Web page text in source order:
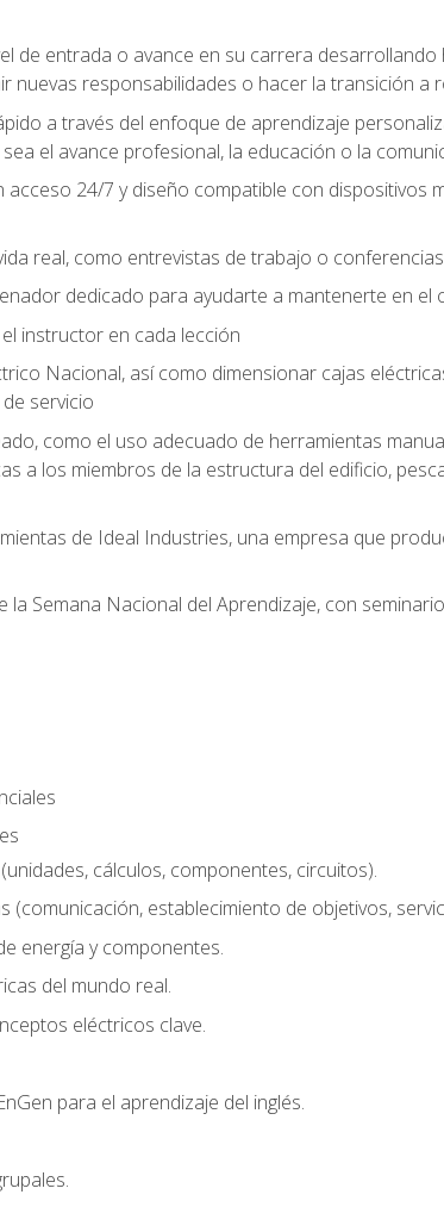
de entrada o avance en su carrera
nuevas responsabilidades o hacer la transición a
a través del enfoque de aprendizaje
el avance profesional, la educación o la
acceso 24/7 y diseño compatible con dispositivos
real, como entrevistas de trabajo o
dedicado para ayudarte a mantenerte en
instructor en cada lección
Nacional, así como dimensionar cajas
servicio
como el uso adecuado de herramientas
a los miembros de la estructura del edificio,
de Ideal Industries, una empresa que
la Semana Nacional del Aprendizaje, con
cálculos, componentes, circuitos).
(comunicación, establecimiento de objetivos,
energía y componentes.
del mundo real.
eléctricos clave.
para el aprendizaje del inglés.